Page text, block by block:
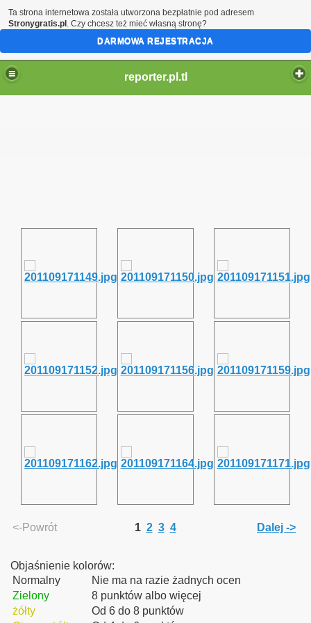
reporter.pl.tl
<-Powrót 1 2 3 4 Dalej ->
Objaśnienie kolorów:
Normalny
Nie ma na razie żadnych ocen
Zielony
8 punktów albo więcej
żółty
Od 6 do 8 punktów
Ta strona internetowa została utworzona bezpłatnie pod adresem
Stronygratis.pl . Czy chcesz też mieć własną stronę?
DARMOWA REJESTRACJA